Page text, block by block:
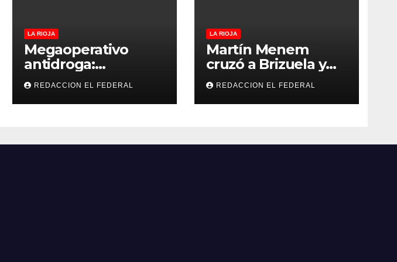
LA RIOJA
Megaoperativo
antidroga:
secuestran 190 kilos
de marihuana que
tenían como
REDACCION EL FEDERAL
LA RIOJA
Martín Menem
cruzó a Brizuela y
Doria por los
incendios en
Guanchín: “Miente
REDACCION EL FEDERAL